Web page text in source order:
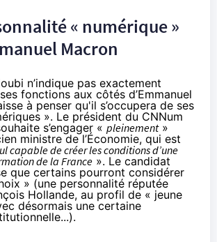
« numérique »
Macron
n’indique pas exactement
fonctions aux côtés d’Emmanuel
à penser qu'il s’occupera de ses
». Le président du CNNum
s’engager « pleinement»
ministre de l’Économie, qui est
capable de créer les conditions d’une
de la France ». Le candidat
que certains pourront considérer
» (une personnalité réputée
Hollande, au profil de « jeune
désormais une certaine